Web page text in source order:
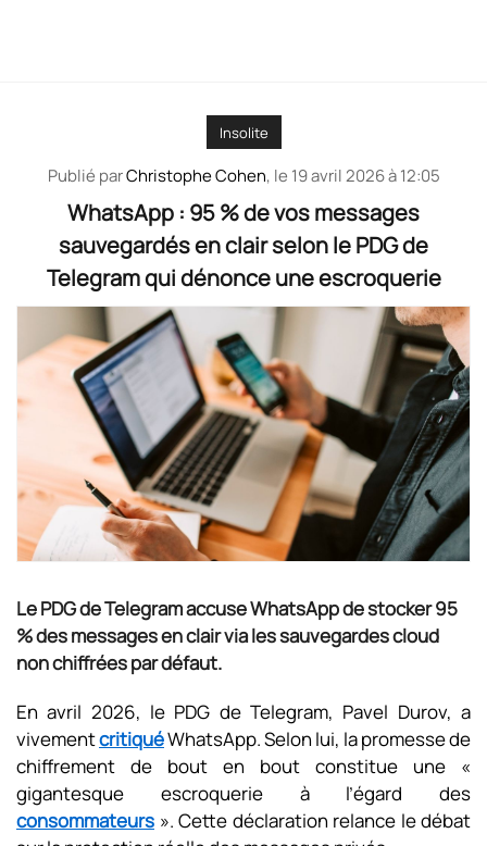
Insolite
Publié parChristophe Cohen, le 19 avril 2026 à 12:05
WhatsApp : 95 % de vos messages
sauvegardés en clair selon le PDG de
Telegram qui dénonce une escroquerie
Le PDG de Telegram accuse WhatsApp de stocker 95
% des messages en clair via les sauvegardes cloud
non chiffrées par défaut.
En avril 2026, le PDG de Telegram, Pavel Durov, a
vivementcritiquéWhatsApp. Selon lui, la promesse de
chiffrement de bout en bout constitue une «
gigantesque escroquerie à l’égard des
consommateurs ». Cette déclaration relance le débat